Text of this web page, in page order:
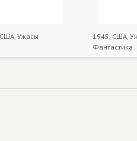
Ужасы
1945, США,
Фантастика